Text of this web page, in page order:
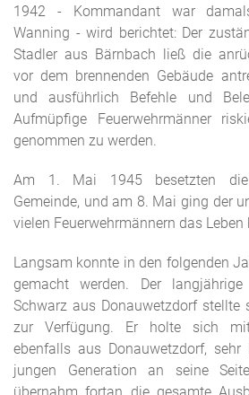
1942 - Kommandant war
Wanning - wird berichtet: Der
Stadler aus Bärnbach ließ die
vor dem brennenden Gebäude
und ausführlich Befehle und
Aufmüpfige Feuerwehrmänner
genommen zu werden.
Am 1. Mai 1945 besetzten die
Gemeinde, und am 8. Mai ging der
vielen Feuerwehrmännern das Leben
Langsam konnte in den folgenden
gemacht werden. Der
Schwarz aus Donauwetzdorf
zur Verfügung. Er holte sich mit
ebenfalls aus Donauwetzdorf,
jungen Generation an seine